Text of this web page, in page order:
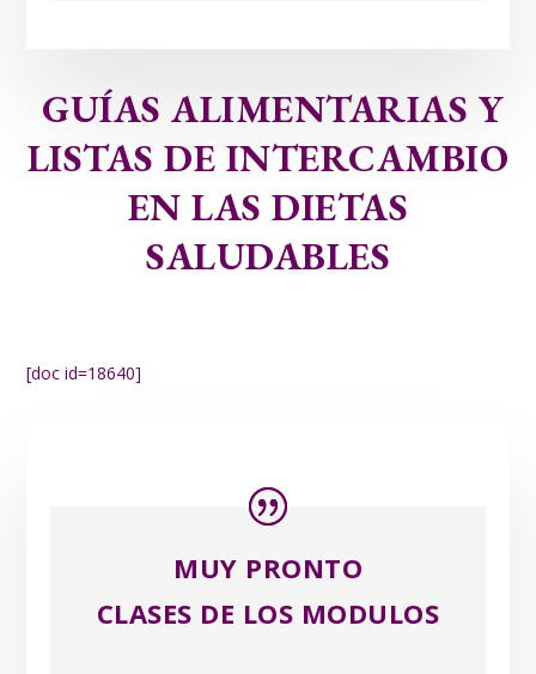
GUÍAS ALIMENTARIAS Y
LISTAS DE INTERCAMBIO
EN LAS DIETAS
SALUDABLES
[doc id=18640]
MUY PRONTO
CLASES DE LOS MODULOS